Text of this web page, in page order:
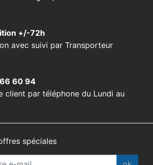
+/-72h
avec suivi par Transporteur
60 94
client par téléphone du Lundi au
spéciales